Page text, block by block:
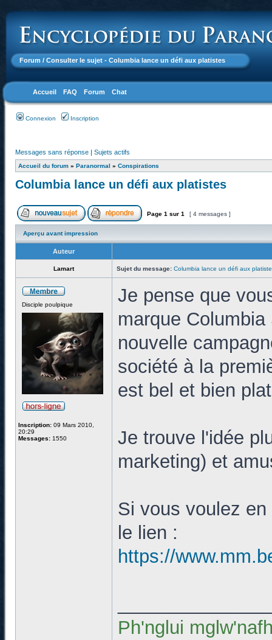
Forum / Consulter le sujet - Columbia lance un défi aux platistes
Accueil FAQ Forum Chat
Connexion Inscription
Messages sans réponse | Sujets actifs
Accueil du forum » Paranormal » Conspirations
Columbia lance un défi aux platistes
Page 1 sur 1 [ 4 messages ]
Aperçu avant impression
Auteur
Lamart Sujet du message: Columbia lance un défi aux
Disciple poulpique
Inscription: 09 Mars 2010,
20:29
Messages: 1550
Je pense que
marque
nouvelle
société à la
est bel et bien
Je trouve l'idée
marketing) et
Si vous voulez
le lien :
https://
Ph'nglui